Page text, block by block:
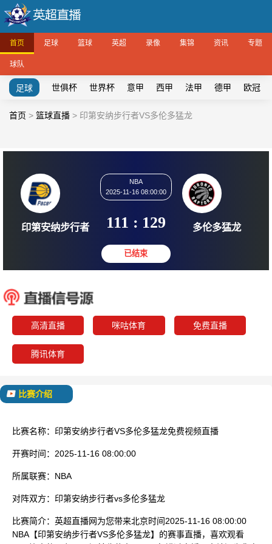
首页 足球 篮球 英超 录像 集锦 资讯 专题
球队
足球 世俱杯 世界杯 意甲 西甲 法甲 德甲 欧冠
首页 > 篮球直播 > 印第安纳步行者VS多伦多猛龙
NBA
2025-11-16 08:00:00
111 : 129
高清直播 咪咕体育 免费直播
腾讯体育
比赛介绍
比赛名称： 印第安纳步行者VS多伦多猛龙免费视频直播
开赛时间： 2025-11-16 08:00:00
所属联赛： NBA
对阵双方： 印第安纳步行者vs多伦多猛龙
比赛简介： 英超直播网为您带来北京时间2025-11-16 08:00:00
NBA【印第安纳步行者VS多伦多猛龙】的赛事直播，喜欢观看